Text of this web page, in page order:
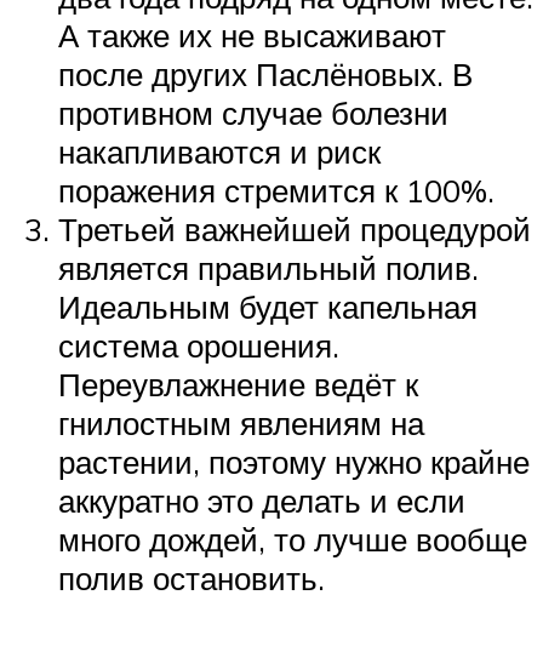
А также их не высаживают
после других Паслёновых. В
противном случае болезни
накапливаются и риск
поражения стремится к 100%.
Третьей важнейшей процедурой
является правильный полив.
Идеальным будет капельная
система орошения.
Переувлажнение ведёт к
гнилостным явлениям на
растении, поэтому нужно крайне
аккуратно это делать и если
много дождей, то лучше вообще
полив остановить.